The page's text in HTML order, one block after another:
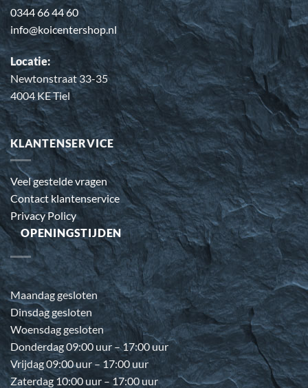
0344 66 44 60
info@koicentershop.nl
Locatie:
Newtonstraat 33-35
4004 KE Tiel
KLANTENSERVICE
Veel gestelde vragen
Contact klantenservice
Privacy Policy
OPENINGSTIJDEN
Maandag gesloten
Dinsdag gesloten
Woensdag gesloten
Donderdag 09:00 uur – 17:00 uur
Vrijdag 09:00 uur – 17:00 uur
Zaterdag 10:00 uur – 17:00 uur